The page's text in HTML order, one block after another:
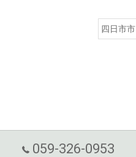
四日市市
059-326-0953